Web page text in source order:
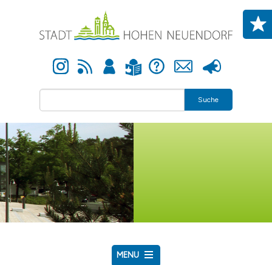
Instagram Newsfeed Anmelden Leichte Sprache Hilfe Kontakt Presse
Suche
MENU